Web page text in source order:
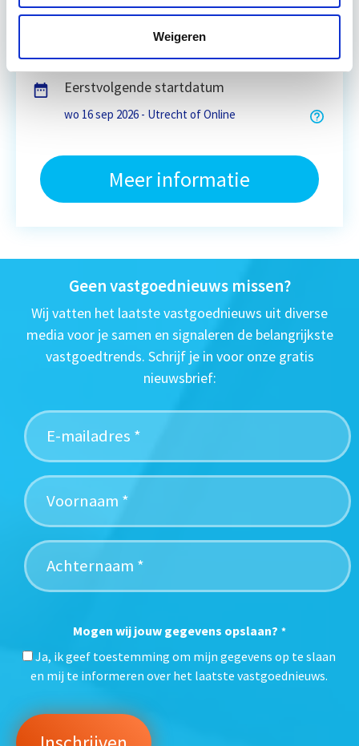
Weigeren
15 Lesdagen lesdag(en)
Eerstvolgende startdatum
wo 16 sep 2026 - Utrecht of Online
Meer informatie
Geen vastgoednieuws missen?
Wij vatten het laatste vastgoednieuws uit diverse
media voor je samen en signaleren de belangrijkste
vastgoedtrends. Schrijf je in voor onze gratis
nieuwsbrief:
Mogen wij jouw gegevens opslaan? *
Ja, ik geef toestemming om mijn gegevens op te slaan
en mij te informeren over het laatste vastgoednieuws.